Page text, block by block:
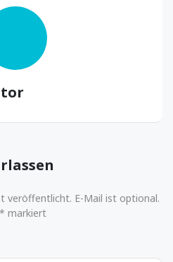
veröffentlicht. E-Mail ist optional.
markiert